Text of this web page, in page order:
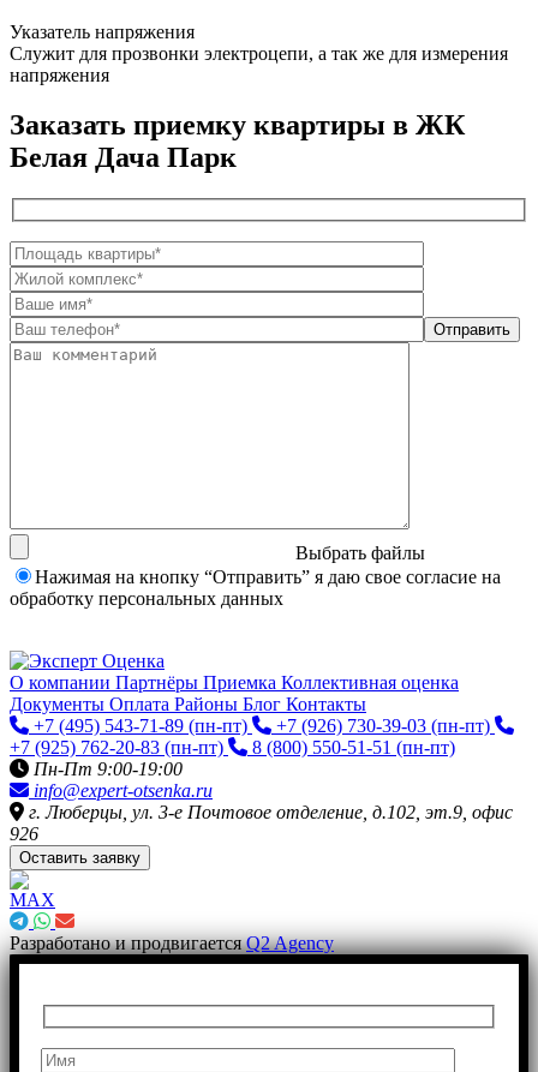
Указатель напряжения
Служит для прозвонки электроцепи, а так же для измерения
напряжения
Заказать приемку квартиры в ЖК
Белая Дача Парк
Выбрать файлы
Нажимая на кнопку “Отправить” я даю свое согласие на
обработку персональных данных
О компании Партнёры Приемка Коллективная оценка
Документы Оплата Районы Блог Контакты
+7 (495) 543-71-89 (пн-пт) +7 (926) 730-39-03 (пн-пт)
+7 (925) 762-20-83 (пн-пт) 8 (800) 550-51-51 (пн-пт)
Пн-Пт 9:00-19:00
info@expert-otsenka.ru
г. Люберцы, ул. 3-е Почтовое отделение, д.102, эт.9, офис
926
Оставить заявку
Разработано и продвигаетсяQ2 Agency